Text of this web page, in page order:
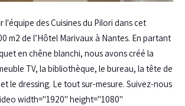
l'équipe des Cuisines du Pilori dans cet
m2 de l’Hôtel Marivaux à Nantes. En partant
en chêne blanchi, nous avons créé la
TV, la bibliothèque, le bureau, la tête de
le dressing. Le tout sur-mesure. Suivez-nous
width="1920" height="1080"